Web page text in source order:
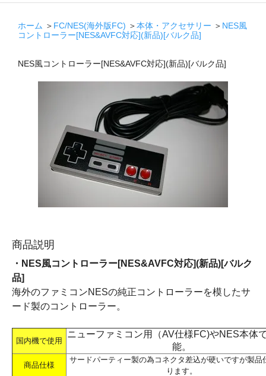
ホーム ＞ FC/NES(海外版FC) ＞本体・アクセサリー ＞ NES風
コントローラー[NES&AVFC対応](新品)[バルク品]
NES風コントローラー[NES&AVFC対応](新品)[バルク品]
商品説明
・NES風コントローラー[NES&AVFC対応](新品)[バルク
品]
海外のファミコンNESの純正コントローラーを模したサ
ード製のコントローラー。
国内機で使用
ニューファミコン用（AV仕様FC)やNES本体
能。
商品仕様
サードパーティー製の為コネクタ差込が硬いですが製品
ります。